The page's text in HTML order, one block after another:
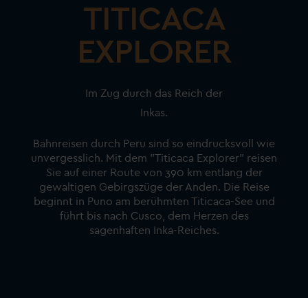
TITICACA
EXPLORER
Im Zug durch das Reich der
Inkas.
Bahnreisen durch Peru sind so eindrucksvoll wie
unvergesslich. Mit dem "Titicaca Explorer" reisen
Sie auf einer Route von 390 km entlang der
gewaltigen Gebirgszüge der Anden. Die Reise
beginnt in Puno am berühmten Titicaca-See und
führt bis nach Cusco, dem Herzen des
sagenhaften Inka-Reiches.